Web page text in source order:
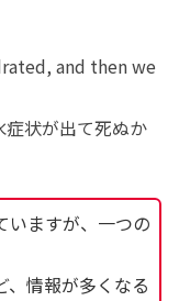
and then we
状が出て死ぬか
いますが、一つの
、情報が多くなる